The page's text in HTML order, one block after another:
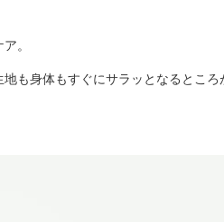
。
も身体もすぐにサラッとなるところ